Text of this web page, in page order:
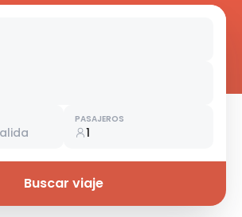
PASAJEROS
1
Buscar viaje